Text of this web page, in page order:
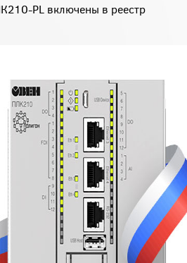
PL включены в реестр